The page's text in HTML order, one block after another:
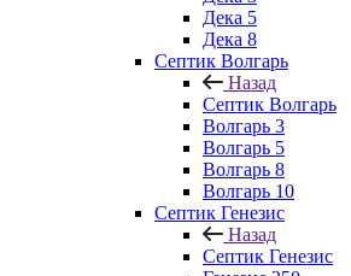
Дека 5
Дека 8
Септик Волгарь
Назад
Септик Волгарь
Волгарь 3
Волгарь 5
Волгарь 8
Волгарь 10
Септик Генезис
Назад
Септик Генезис